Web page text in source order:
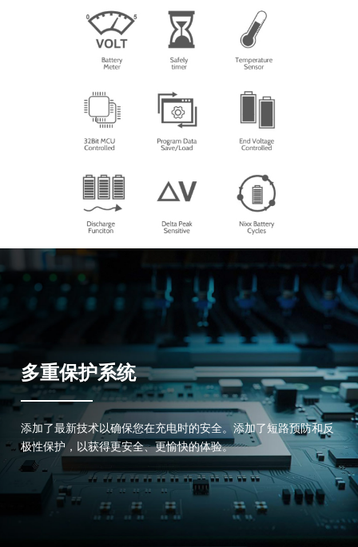
多重保护系统
添加了最新技术以确保您在充电时的安全。添加了短路预防和反
极性保护，以获得更安全、更愉快的体验。